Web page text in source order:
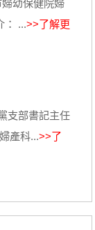
幼保健院婦
： ...>>了解更
支部書記主任
產科...>>了